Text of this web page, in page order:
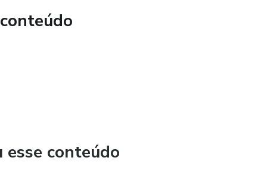
conteúdo